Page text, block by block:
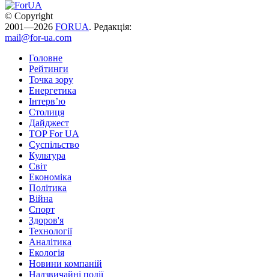
© Copyright
2001—2026 FORUA. Редакція:
mail@for-ua.com
Головне
Рейтинги
Точка зору
Енергетика
Інтерв’ю
Столиця
Дайджест
TOP For UA
Суспiльство
Культура
Світ
Економіка
Політика
Війна
Спорт
Здоров'я
Технології
Аналітика
Екологія
Новини компаній
Надзвичайні події